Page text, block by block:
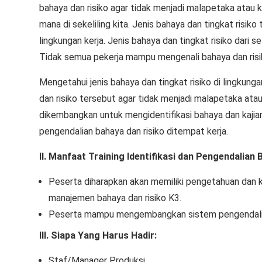
bahaya dan risiko agar tidak menjadi malapetaka atau
mana di sekeliling kita. Jenis bahaya dan tingkat
lingkungan kerja. Jenis bahaya dan tingkat risiko dari
Tidak semua pekerja mampu mengenali bahaya dan
Mengetahui jenis bahaya dan tingkat risiko di
dan risiko tersebut agar tidak menjadi malapetaka
dikembangkan untuk mengidentifikasi bahaya dan
pengendalian bahaya dan risiko ditempat kerja.
II. Manfaat Training Identifikasi dan Pengendalian
Peserta diharapkan akan memiliki pengetahuan
manajemen bahaya dan risiko K3.
Peserta mampu mengembangkan sistem
III. Siapa Yang Harus Hadir: